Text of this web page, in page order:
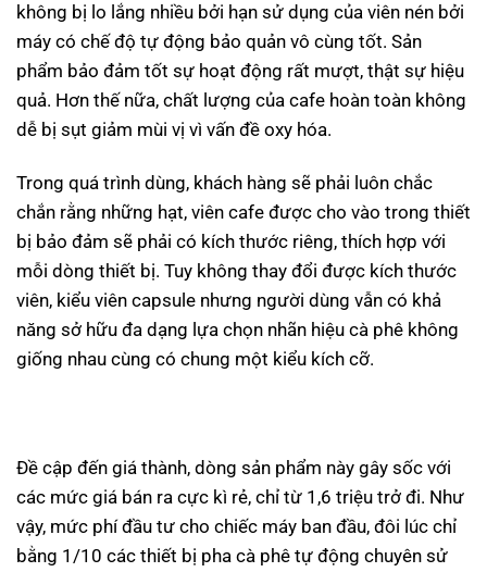
không bị lo lắng nhiều bởi hạn sử dụng của viên nén bởi
máy có chế độ tự động bảo quản vô cùng tốt. Sản
phẩm bảo đảm tốt sự hoạt động rất mượt, thật sự hiệu
quả. Hơn thế nữa, chất lượng của cafe hoàn toàn không
dễ bị sụt giảm mùi vị vì vấn đề oxy hóa.
Trong quá trình dùng, khách hàng sẽ phải luôn chắc
chắn rằng những hạt, viên cafe được cho vào trong thiết
bị bảo đảm sẽ phải có kích thước riêng, thích hợp với
mỗi dòng thiết bị. Tuy không thay đổi được kích thước
viên, kiểu viên capsule nhưng người dùng vẫn có khả
năng sở hữu đa dạng lựa chọn nhãn hiệu cà phê không
giống nhau cùng có chung một kiểu kích cỡ.
Đề cập đến giá thành, dòng sản phẩm này gây sốc với
các mức giá bán ra cực kì rẻ, chỉ từ 1,6 triệu trở đi. Như
vậy, mức phí đầu tư cho chiếc máy ban đầu, đôi lúc chỉ
bằng 1/10 các thiết bị pha cà phê tự động chuyên sử